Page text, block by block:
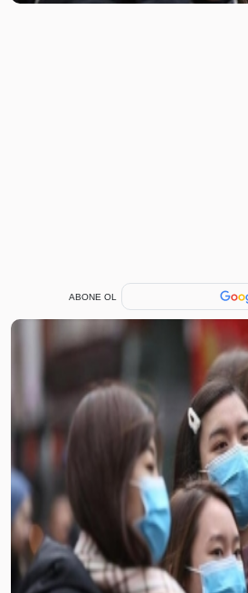
ABONE OL